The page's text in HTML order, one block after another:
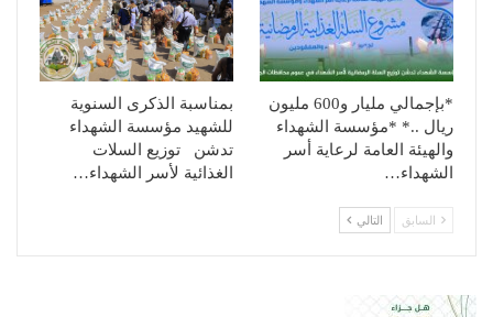
*بإجمالي مليار و600 مليون
ريال ..* *مؤسسة الشهداء
والهيئة العامة لرعاية أسر
الشهداء…
بمناسبة الذكرى السنوية
للشهيد مؤسسة الشهداء
تدشن توزيع السلات
الغذائية لأسر الشهداء…
السابق التالي